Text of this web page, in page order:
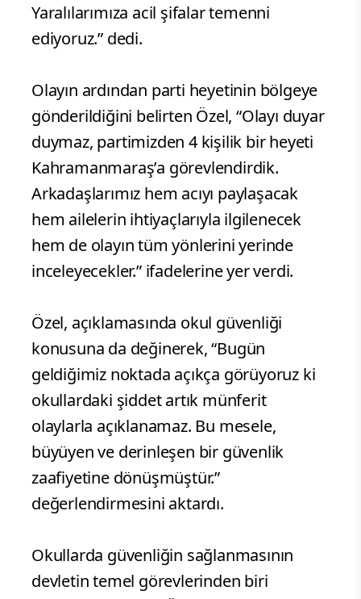
Yaralılarımıza acil şifalar temenni
ediyoruz.” dedi.
Olayın ardından parti heyetinin bölgeye
gönderildiğini belirten Özel, “Olayı duyar
duymaz, partimizden 4 kişilik bir heyeti
Kahramanmaraş’a görevlendirdik.
Arkadaşlarımız hem acıyı paylaşacak
hem ailelerin ihtiyaçlarıyla ilgilenecek
hem de olayın tüm yönlerini yerinde
inceleyecekler.” ifadelerine yer verdi.
Özel, açıklamasında okul güvenliği
konusuna da değinerek, “Bugün
geldiğimiz noktada açıkça görüyoruz ki
okullardaki şiddet artık münferit
olaylarla açıklanamaz. Bu mesele,
büyüyen ve derinleşen bir güvenlik
zaafiyetine dönüşmüştür.”
değerlendirmesini aktardı.
Okullarda güvenliğin sağlanmasının
devletin temel görevlerinden biri